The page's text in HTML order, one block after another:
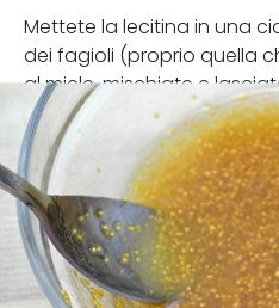
Mettete la lecitina in una
dei fagioli (proprio quella
al miele, mischiate e